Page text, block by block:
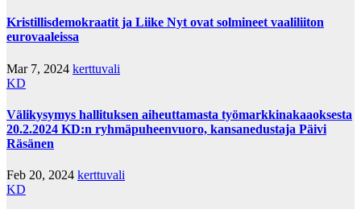
Kristillisdemokraatit ja Liike Nyt ovat solmineet vaaliliiton
eurovaaleissa
Mar 7, 2024 kerttuvali
KD
Välikysymys hallituksen aiheuttamasta työmarkkinakaaoksesta
20.2.2024 KD:n ryhmäpuheenvuoro, kansanedustaja Päivi
Räsänen
Feb 20, 2024 kerttuvali
KD